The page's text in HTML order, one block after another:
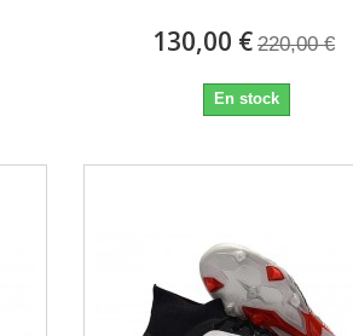
130,00 € 220,00 €
En stock